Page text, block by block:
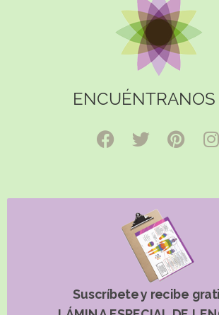
ENCUÉNTRANOS
Suscríbete y recibe